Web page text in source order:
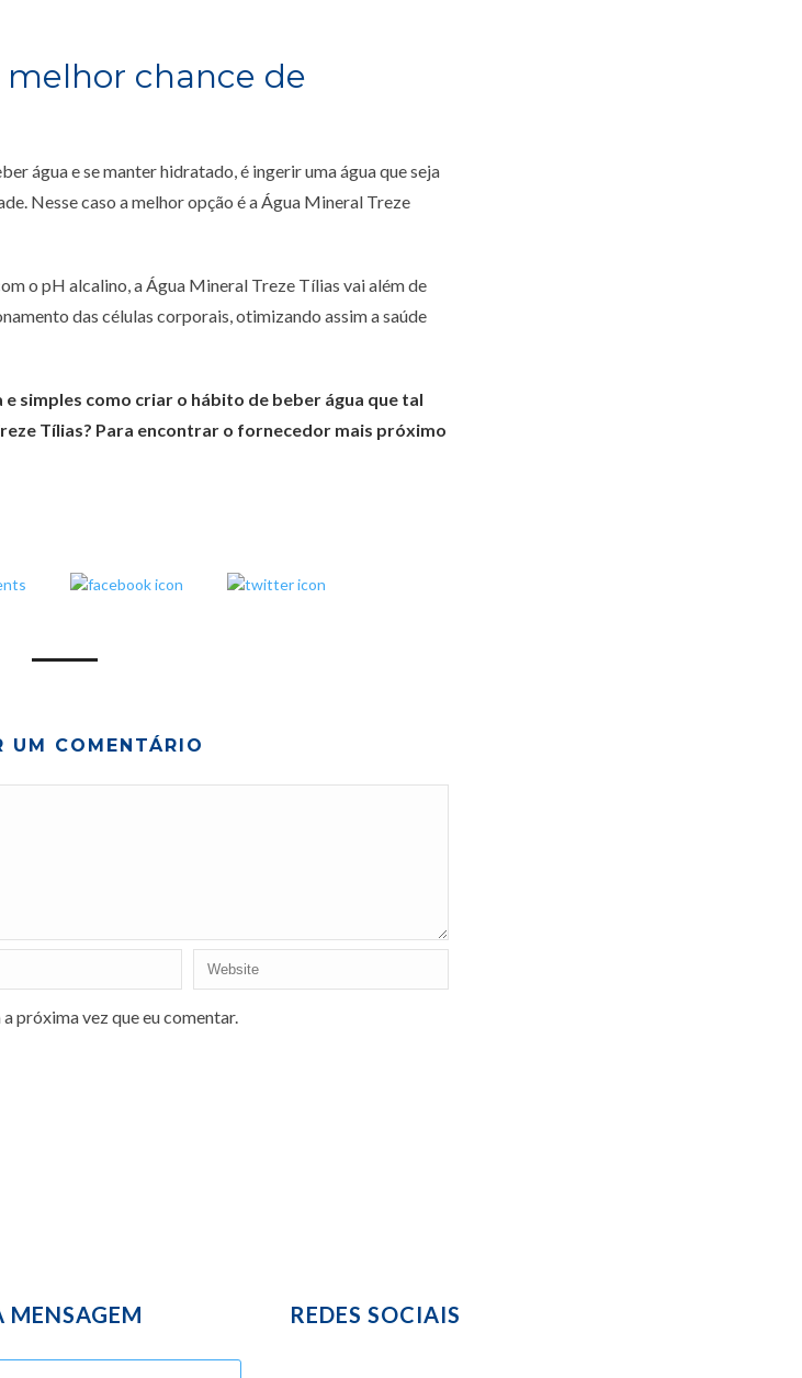
chance de
água e se manter hidratado, é ingerir uma água que seja
Nesse caso a melhor opção é a Água Mineral Treze
o pH alcalino, a Água Mineral Treze Tílias vai além de
das células corporais, otimizando assim a saúde
simples como criar o hábito de beber água que tal
Tílias? Para encontrar o fornecedor mais próximo
UM COMENTÁRIO
próxima vez que eu comentar.
MENSAGEM REDES SOCIAIS